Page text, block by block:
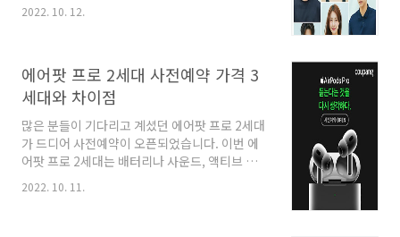
일 화요일, 채점은 11월 18일 금요일부터 12월 9
램들이 많은데 그중에서도 저는 환승연애2를 제
일 재밌게 보고 있습니다. 프로그램이 많은 인기
팅해보도록 하겠습니다. 이별한 커플들의 연애
정거장 오직 티빙 오리지널에서만 시청할수있는
환승연애는 다양한 이유로 이별을 한 커플들이
한 집에 모여 지나간 연애를 되짚고 새로운 인연
을 마주하며 자신만의 사랑을 찾아가는 연애 리
얼리티 프로그램입니다. 2021년에 시즌1이 방송
되었었고, 올해 7월부터 시즌2가 방송이 된 이 프
2022. 10. 12.
에어팟 프로 2세대 사전예약 가격 3
세대와 차이점
많은 분들이 기다리고 계셨던 에어팟 프로 2세대
가 드디어 사전예약이 오픈되었습니다. 이번 에
어팟 프로 2세대는 배터리나 사운드, 액티브 노이
즈 캔슬링이 업그레이드되었고, 볼륨 컨트롤이
가능해졌습니다. 사전예약이 오픈됨과 동시에 국
2022. 10. 11.